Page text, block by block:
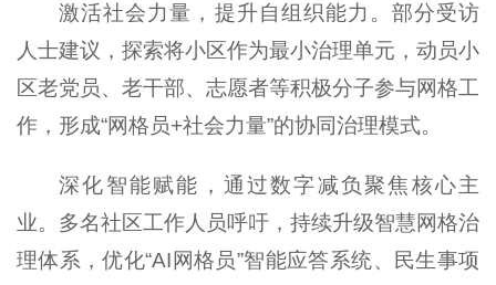
激活社会力量，提升自组织能力。部分受访
人士建议，探索将小区作为最小治理单元，动员小
区老党员、老干部、志愿者等积极分子参与网格工
作，形成“网格员+社会力量”的协同治理模式。
深化智能赋能，通过数字减负聚焦核心主
业。多名社区工作人员呼吁，持续升级智慧网格治
理体系，优化“AI网格员”智能应答系统、民生事项